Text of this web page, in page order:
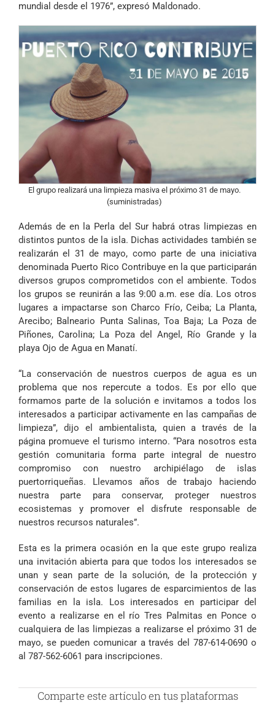
mundial desde el 1976”, expresó Maldonado.
El grupo realizará una limpieza masiva el próximo 31 de mayo.
(suministradas)
Además de en la Perla del Sur habrá otras limpiezas en
distintos puntos de la isla. Dichas actividades también se
realizarán el 31 de mayo, como parte de una iniciativa
denominada Puerto Rico Contribuye en la que participarán
diversos grupos comprometidos con el ambiente. Todos
los grupos se reunirán a las 9:00 a.m. ese día. Los otros
lugares a impactarse son Charco Frío, Ceiba; La Planta,
Arecibo; Balneario Punta Salinas, Toa Baja; La Poza de
Piñones, Carolina; La Poza del Angel, Río Grande y la
playa Ojo de Agua en Manatí.
“La conservación de nuestros cuerpos de agua es un
problema que nos repercute a todos. Es por ello que
formamos parte de la solución e invitamos a todos los
interesados a participar activamente en las campañas de
limpieza”, dijo el ambientalista, quien a través de la
página promueve el turismo interno. “Para nosotros esta
gestión comunitaria forma parte integral de nuestro
compromiso con nuestro archipiélago de islas
puertorriqueñas. Llevamos años de trabajo haciendo
nuestra parte para conservar, proteger nuestros
ecosistemas y promover el disfrute responsable de
nuestros recursos naturales”.
Esta es la primera ocasión en la que este grupo realiza
una invitación abierta para que todos los interesados se
unan y sean parte de la solución, de la protección y
conservación de estos lugares de esparcimientos de las
familias en la isla. Los interesados en participar del
evento a realizarse en el río Tres Palmitas en Ponce o
cualquiera de las limpiezas a realizarse el próximo 31 de
mayo, se pueden comunicar a través del 787-614-0690 o
al 787-562-6061 para inscripciones.
Comparte este artículo en tus plataformas